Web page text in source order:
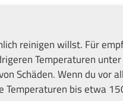
reinigen willst. Für
Temperaturen
Schäden. Wenn du vor
bis etwa